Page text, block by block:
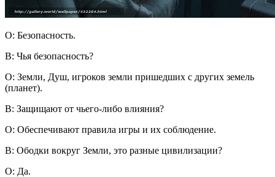
О: Безопасность.
В: Чья безопасность?
О: Земли, Душ, игроков земли пришедших с других земель
(планет).
В: Защищают от чьего-либо влияния?
О: Обеспечивают правила игры и их соблюдение.
В: Ободки вокруг Земли, это разные цивилизации?
О: Да.